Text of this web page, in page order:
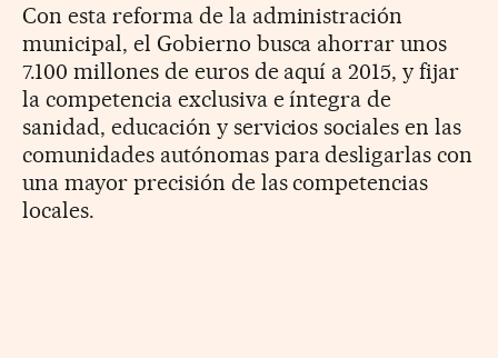
Con esta reforma de la administración
municipal, el Gobierno busca ahorrar unos
7.100 millones de euros de aquí a 2015, y fijar
la competencia exclusiva e íntegra de
sanidad, educación y servicios sociales en las
comunidades autónomas para desligarlas con
una mayor precisión de las competencias
locales.